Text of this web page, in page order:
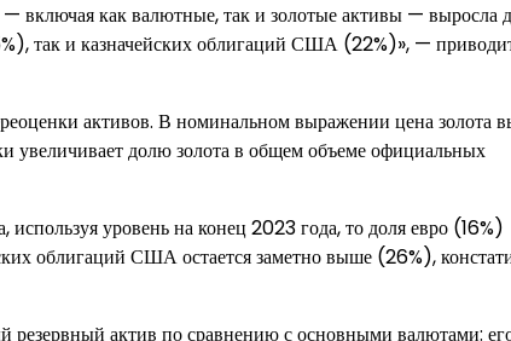
включая как валютные, так и золотые активы — выросла
так и казначейских облигаций США (22%)», —
активов. В номинальном выражении цена золота
долю золота в общем объеме официальных
используя уровень на конец 2023 года, то доля евро (16%)
облигаций США остается заметно выше (26%),
резервный актив по сравнению с основными валютами: